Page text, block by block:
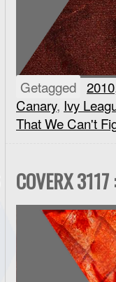
Getagged 2010
Canary, Ivy
That We Can't
COVERX